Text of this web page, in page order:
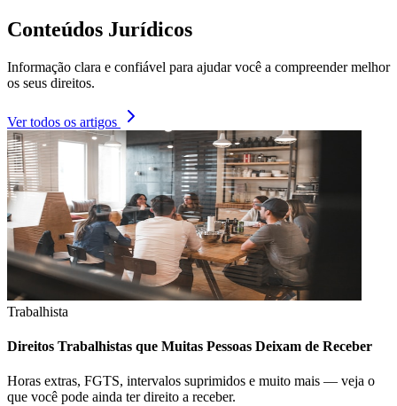
Conteúdos Jurídicos
Informação clara e confiável para ajudar você a compreender melhor
os seus direitos.
Ver todos os artigos
Trabalhista
Direitos Trabalhistas que Muitas Pessoas Deixam de Receber
Horas extras, FGTS, intervalos suprimidos e muito mais — veja o
que você pode ainda ter direito a receber.